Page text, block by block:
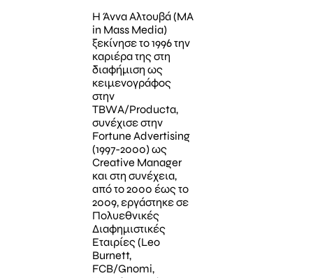
Η Άννα Αλτουβά (MA
in Mass Media)
ξεκίνησε το 1996 την
καριέρα της στη
διαφήμιση ως
κειμενογράφος
στην
TBWΑ/Producta,
συνέχισε στην
Fortune Advertising
(1997-2000) ως
Creative Manager
και στη συνέχεια,
από το 2000 έως το
2009, εργάστηκε σε
Πολυεθνικές
Διαφημιστικές
Εταιρίες (Leo
Burnett,
FCB/Gnomi,